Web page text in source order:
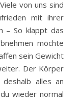
von uns sind
mit ihrer
– So klappt das
möchte
sein Gewicht
Der Körper
alles an
wieder normal